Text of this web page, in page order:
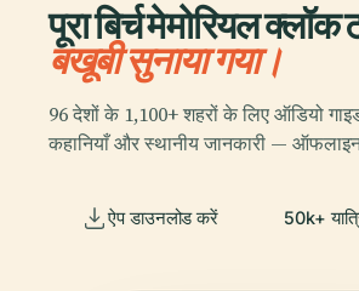
पूरा बिर्च मेमोरियल क्लॉक
बखूबी सुनाया गया।
96 देशों के 1,100+ शहरों के लिए ऑडियो
कहानियाँ और स्थानीय जानकारी —
ऐप डाउनलोड करें 50k+